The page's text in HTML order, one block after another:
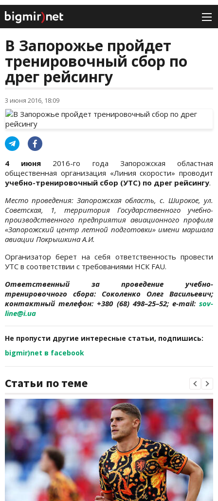
В Запорожье пройдет
тренировочный сбор по
дрег рейсингу
3 июня 2016, 18:09
4 июня 2016-го года Запорожская областная
общественная организация «Линия скорости» проводит
учебно-тренировочный сбор (УТС) по дрег рейсингу.
Место проведения: Запорожская область, с. Широкое, ул.
Советская, 1, территория Государственного учебно-
производственного предприятия авиационного профиля
«Запорожский центр летной подготовки» имени маршала
авиации Покрышкина А.И.
Организатор берет на себя ответственность провести
УТС в соответствии с требованиями НСК FAU.
Ответственный за проведение учебно-
тренировочного сбора: Соколенко Олег Васильевич;
контактный телефон: +380 (68) 498–25–52; e-mail: sov-
line@i.ua
Не пропусти другие интересные статьи, подпишись:
bigmir)net в facebook
Статьи по теме